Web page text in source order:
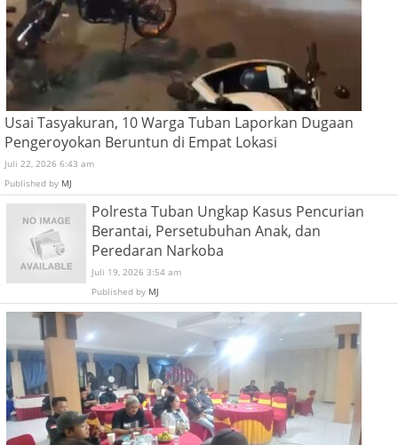
Usai Tasyakuran, 10 Warga Tuban Laporkan Dugaan
Pengeroyokan Beruntun di Empat Lokasi
Juli 22, 2026 6:43 am
Published by MJ
Polresta Tuban Ungkap Kasus Pencurian
Berantai, Persetubuhan Anak, dan
Peredaran Narkoba
Juli 19, 2026 3:54 am
Published by MJ